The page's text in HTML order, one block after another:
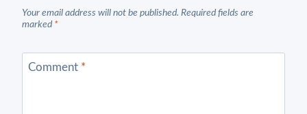
Your email address will not be published. Required fields are
marked *
Comment *